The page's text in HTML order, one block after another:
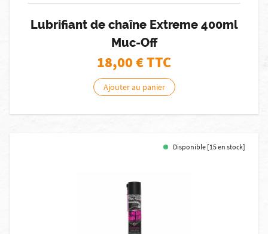
Lubrifiant de chaîne Extreme 400ml
Muc-Off
18,00€ TTC
Ajouter au panier
Disponible [15 en stock]